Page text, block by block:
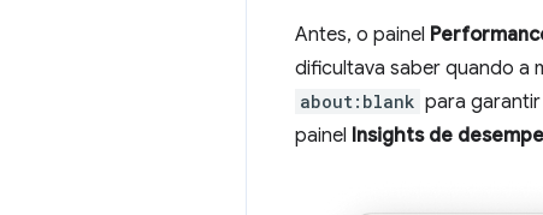
Antes, o painel
dificultava saber quando a
about:blank para
painel Insights de